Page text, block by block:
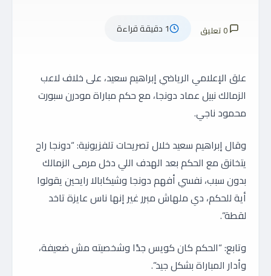
1 دقيقة قراءة
علق الإعلامي الرياضي إبراهيم سعيد، على خلاف لاعب
الزمالك نبيل عماد دونجا، مع حكم مباراة مودرن سبورت
محمود ناجي.
وقال إبراهيم سعيد خلال تصريحات تلفزيونية: “دونجا راح
يتخانق مع الحكم بعد الهدف اللي دخل مرمى الزمالك
بدون سبب، نفسي أفهم دونجا وشيكابالا رايحين يقولوا
أية للحكم، دي ملهاش مبرر غير إنها ناس عايزة تاخد
لقطة”.
وتابع: “الحكم كان كويس جدًا وشخصيته مش ضعيفة،
وأدار المباراة بشكل جيد”.